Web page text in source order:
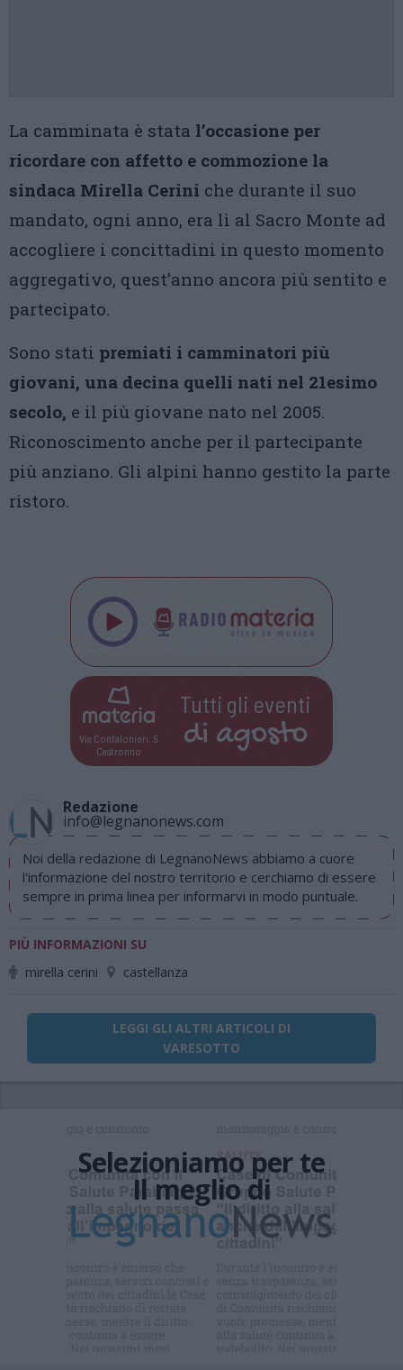
La camminata è stata l’occasione per
ricordare con affetto e commozione la
sindaca Mirella Cerini che durante il suo
mandato, ogni anno, era lì al Sacro Monte ad
accogliere i concittadini in questo momento
aggregativo, quest’anno ancora più sentito e
partecipato.
Sono stati premiati i camminatori più
giovani, una decina quelli nati nel 21esimo
secolo, e il più giovane nato nel 2005.
Riconoscimento anche per il partecipante
più anziano. Gli alpini hanno gestito la parte
ristoro.
Via Confalonieri, 5
Castronno
Tutti gli eventi
di agosto
Redazione
info@legnanonews.com
Noi della redazione di LegnanoNews abbiamo a cuore
l'informazione del nostro territorio e cerchiamo di essere
sempre in prima linea per informarvi in modo puntuale.
PIÙ INFORMAZIONI SU
mirella cerini
castellanza
LEGGI GLI ALTRI ARTICOLI DI
VARESOTTO
Selezioniamo per te
Il meglio di